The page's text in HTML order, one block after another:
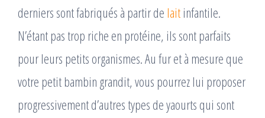
derniers sont fabriqués à partir de lait infantile.
N’étant pas trop riche en protéine, ils sont parfaits
pour leurs petits organismes. Au fur et à mesure que
votre petit bambin grandit, vous pourrez lui proposer
progressivement d’autres types de yaourts qui sont